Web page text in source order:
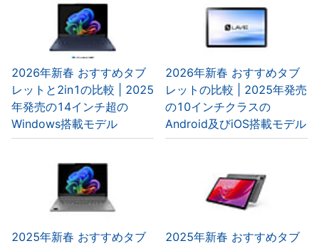
2026年新春 おすすめタブ
レットと2in1の比較 | 2025
年発売の14インチ超の
Windows搭載モデル
2026年新春 おすすめタブ
レットの比較 | 2025年発売
の10インチクラスの
Android及びiOS搭載モデル
2025年新春 おすすめタブ
2025年新春 おすすめタブ